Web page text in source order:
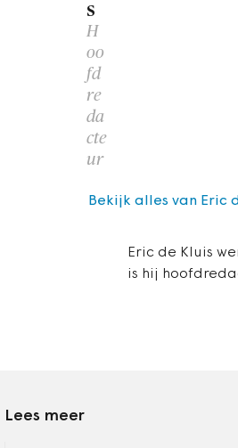
s
H
oo
fd
re
da
cte
ur
Eric de Kluis
is hij
Bekijk alles van Eric
Lees meer